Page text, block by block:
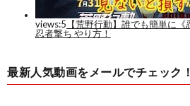
最新人気動画をメールでチェック！